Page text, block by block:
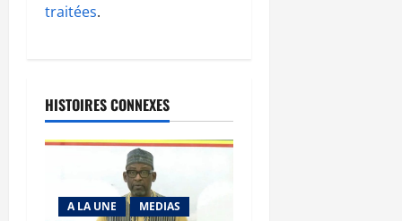
traitées.
HISTOIRES CONNEXES
A LA UNE
MEDIAS